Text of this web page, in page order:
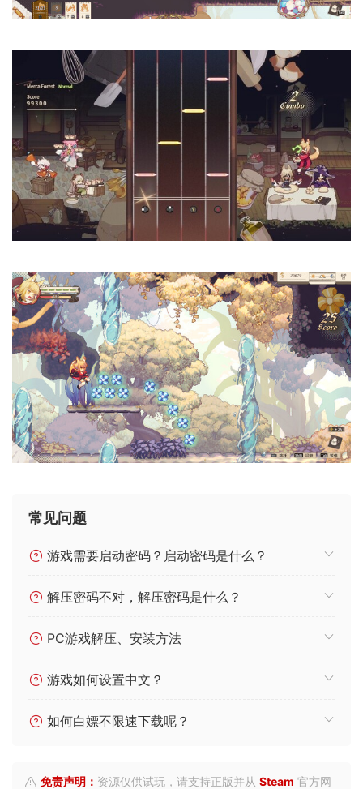
常见问题
游戏需要启动密码？启动密码是什么？
解压密码不对，解压密码是什么？
PC游戏解压、安装方法
游戏如何设置中文？
如何白嫖不限速下载呢？
免责声明： 资源仅供试玩，请支持正版并从 Steam 官方网